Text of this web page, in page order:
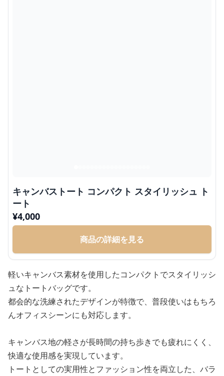
キャンバストート コンパクト スタイリッシュ ト
ート
¥4,000
商品の詳細を見る
軽いキャンバス素材を使用したコンパクトでスタイリッシ
ュなトートバッグです。
都会的な洗練されたデザインが特徴で、普段使いはもちろ
んオフィスシーンにも対応します。
キャンバス地の軽さが長時間の持ち歩きでも疲れにくく、
快適な使用感を実現しています。
トートとしての実用性とファッション性を両立した、バラ